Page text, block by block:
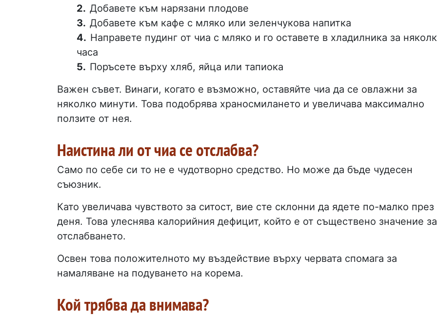
Добавете към нарязани плодове
Добавете към кафе с мляко или зеленчукова напитка
Направете пудинг от чиа с мляко и го оставете в хладилника за
часа
Поръсете върху хляб, яйца или тапиока
Важен съвет. Винаги, когато е възможно, оставяйте чиа да се овлажни за
няколко минути. Това подобрява храносмилането и увеличава максимално
ползите от нея.
Наистина ли от чиа се отслабва?
Само по себе си то не е чудотворно средство. Но може да бъде чудесен
съюзник.
Като увеличава чувството за ситост, вие сте склонни да ядете по-малко през
деня. Това улеснява калорийния дефицит, който е от съществено значение за
отслабването.
Освен това положителното му въздействие върху червата спомага за
намаляване на подуването на корема.
Кой трябва да внимава?